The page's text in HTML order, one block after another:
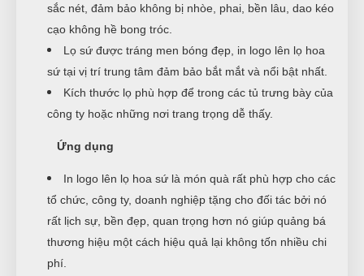
sắc nét, đảm bảo không bị nhòe, phai, bền lâu, dao kéo
cạo không hề bong tróc.
Lọ sứ được tráng men bóng đẹp, in logo lên lọ hoa
sứ tại vị trí trung tâm đảm bảo bắt mắt và nổi bật nhất.
Kích thước lọ phù hợp để trong các tủ trưng bày của
công ty hoặc những nơi trang trọng dễ thấy.
Ứng dụng
In logo lên lọ hoa sứ là món quà rất phù hợp cho các
tổ chức, công ty, doanh nghiệp tặng cho đối tác bởi nó
rất lịch sự, bền đẹp, quan trọng hơn nó giúp quảng bá
thương hiệu một cách hiệu quả lại không tốn nhiều chi
phí.